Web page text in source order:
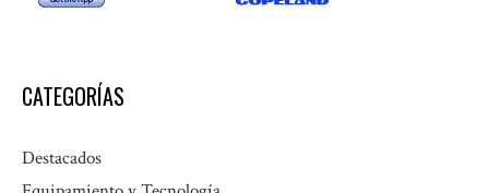
CATEGORÍAS
Destacados